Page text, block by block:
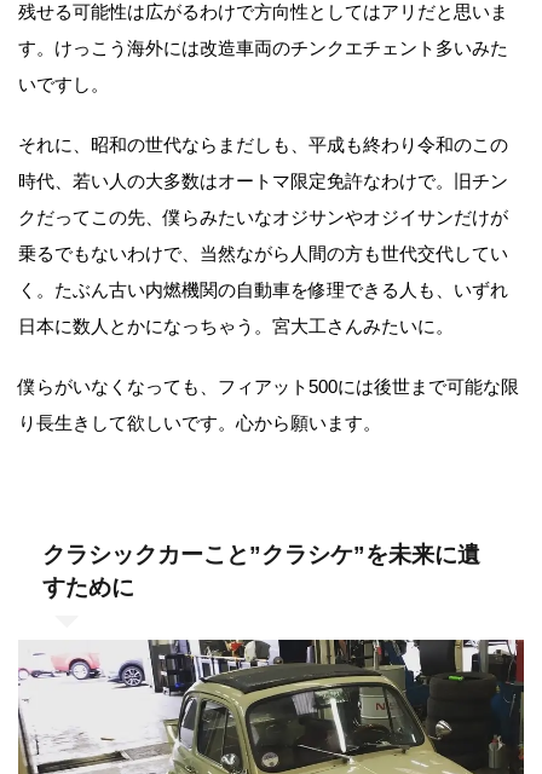
残せる可能性は広がるわけで方向性としてはアリだと思いま
す。けっこう海外には改造車両のチンクエチェント多いみた
いですし。
それに、昭和の世代ならまだしも、平成も終わり令和のこの
時代、若い人の大多数はオートマ限定免許なわけで。旧チン
クだってこの先、僕らみたいなオジサンやオジイサンだけが
乗るでもないわけで、当然ながら人間の方も世代交代してい
く。たぶん古い内燃機関の自動車を修理できる人も、いずれ
日本に数人とかになっちゃう。宮大工さんみたいに。
僕らがいなくなっても、フィアット500には後世まで可能な限
り長生きして欲しいです。心から願います。
クラシックカーこと”クラシケ”を未来に遺
すために